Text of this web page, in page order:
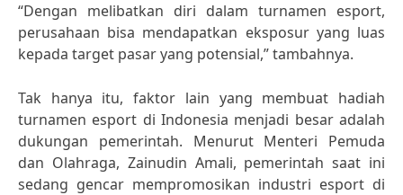
“Dengan melibatkan diri dalam turnamen esport,
perusahaan bisa mendapatkan eksposur yang luas
kepada target pasar yang potensial,” tambahnya.
Tak hanya itu, faktor lain yang membuat hadiah
turnamen esport di Indonesia menjadi besar adalah
dukungan pemerintah. Menurut Menteri Pemuda
dan Olahraga, Zainudin Amali, pemerintah saat ini
sedang gencar mempromosikan industri esport di